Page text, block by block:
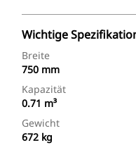
Wichtige
Breite
750 mm
Kapazität
0.71 m³
Gewicht
672 kg